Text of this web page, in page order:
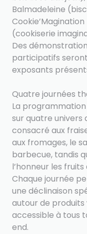
Balmadeleine
Cookie’Magination
(cookiserie
Des
participatifs
exposants
Quatre journées
La
sur quatre univers
consacré aux
aux fromages, le
barbecue, tandis
l’honneur les fruits
Chaque journée
une déclinaison
autour de produits
accessible à tous
end.